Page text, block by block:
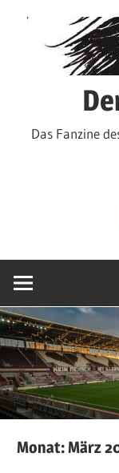
Das Fanzine
Monat:März